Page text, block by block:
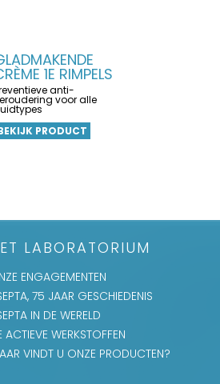
1E RIMPELS
anti-
voor alle
PRODUCT
LABORATORIUM
ENGAGEMENTEN
75 JAAR GESCHIEDENIS
IN DE WERELD
ACTIEVE WERKSTOFFEN
VINDT U ONZE PRODUCTEN?